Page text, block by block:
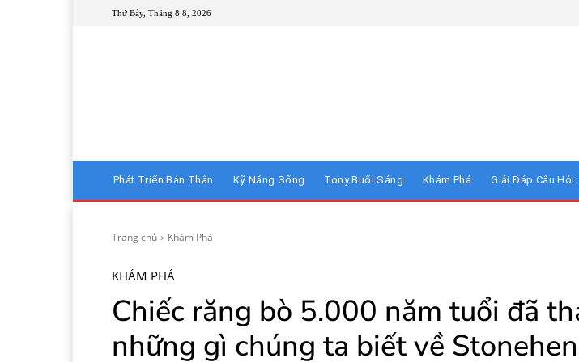
Thứ Bảy, Tháng 8 8, 2026
Phát Triển Bản Thân Kỹ Năng Sống Tony Buổi Sáng Khám Phá Giải Đáp Câu Hỏi
Trang chủ Khám Phá
KHÁM PHÁ
Chiếc răng bò 5.000 năm tuổi đã
những gì chúng ta biết về